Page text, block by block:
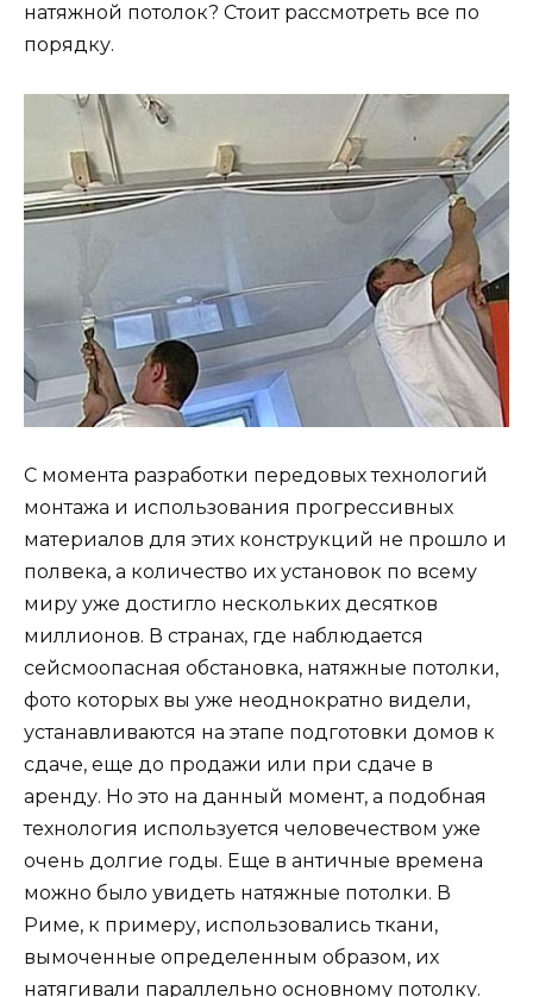
натяжной потолок? Стоит рассмотреть все по
порядку.
С момента разработки передовых технологий
монтажа и использования прогрессивных
материалов для этих конструкций не прошло и
полвека, а количество их установок по всему
миру уже достигло нескольких десятков
миллионов. В странах, где наблюдается
сейсмоопасная обстановка, натяжные потолки,
фото которых вы уже неоднократно видели,
устанавливаются на этапе подготовки домов к
сдаче, еще до продажи или при сдаче в
аренду. Но это на данный момент, а подобная
технология используется человечеством уже
очень долгие годы. Еще в античные времена
можно было увидеть натяжные потолки. В
Риме, к примеру, использовались ткани,
вымоченные определенным образом, их
натягивали параллельно основному потолку.